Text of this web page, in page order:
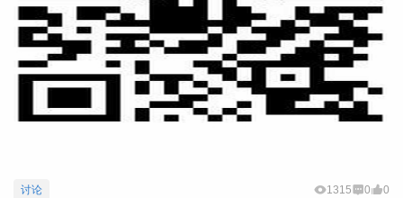
讨论 1315 0 0